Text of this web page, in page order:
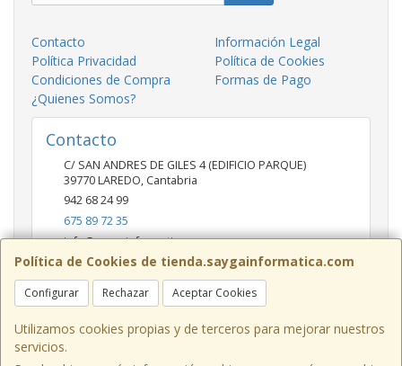
Política de Cookies de tienda.saygainformatica.com
Configurar Rechazar Aceptar Cookies
Utilizamos cookies propias y de terceros para mejorar nuestros
servicios.
Contacto
Información Legal
Política Privacidad
Política de Cookies
Condiciones de Compra
Formas de Pago
¿Quienes Somos?
Contacto
C/ SAN ANDRES DE GILES 4 (EDIFICIO PARQUE)
39770LAREDO, Cantabria
942 68 24 99
675 89 72 35
info@saygainformatica.com
Horario
10-14 / 19:00-20:30